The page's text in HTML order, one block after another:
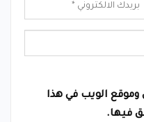
وموقع الويب في هذا
فيها.